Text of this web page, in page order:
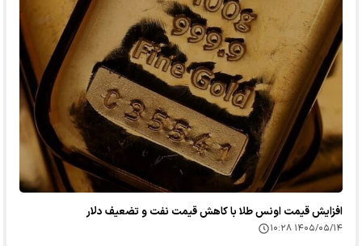
افزایش قیمت اونس طلا با کاهش قیمت نفت و تضعیف دلار
۱۴۰۵/۰۵/۱۴ ۱۰:۲۸